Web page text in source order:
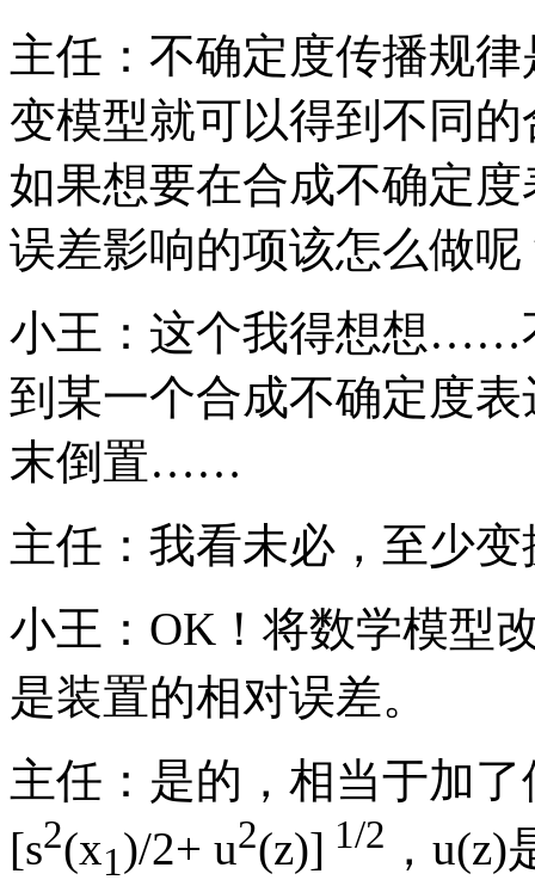
主任：不确定度传播规
变模型就可以得到不同
如果想要在合成不确定
误差影响的项该怎么做呢
小王：这个我得想想……
到某一个合成不确定度
末倒置……
主任：我看未必，至少
小王：OK！将数学模型
是装置的相对误差。
主任：是的，相当于加
[s2(x1)/2+ u2(z)] 1/2 ，